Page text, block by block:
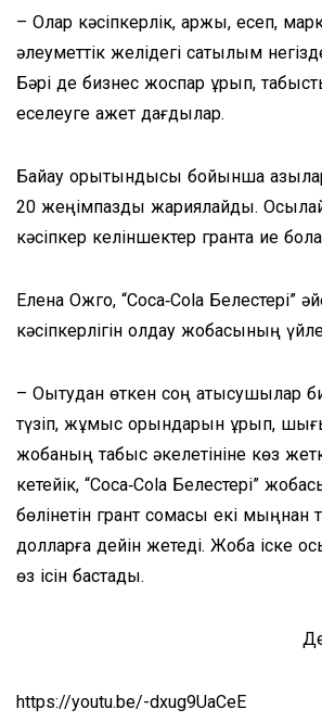
– Олар кәсіпкерлік, қаржы, есеп,
әлеуметтік желідегі сатылым
Бәрі де бизнес жоспар құрып,
еселеуге қажет дағдылар.
Байқау қорытындысы бойынша
20 жеңімпазды жариялайды.
кәсіпкер келіншектер грантқа ие
Елена Ожго, “Coca‑Cola Белестерi”
кәсіпкерлігін қолдау жобасының
– Оқытудан өткен соң қатысушылар
түзіп, жұмыс орындарын құрып,
жобаның табыс әкелетініне көз
кетейік, “Coca‑Cola Белестерi”
бөлінетін грант сомасы екі мыңнан
долларға дейін жетеді. Жоба іске
өз ісін бастады.
https://youtu.be/-dxug9UaCeE